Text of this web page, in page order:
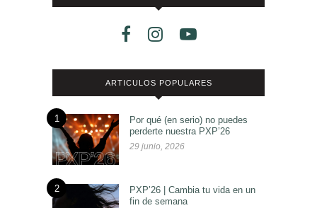
ARTICULOS POPULARES
1
Por qué (en serio) no puedes
perderte nuestra PXP’26
29 junio, 2026
2
PXP’26 | Cambia tu vida en un
fin de semana